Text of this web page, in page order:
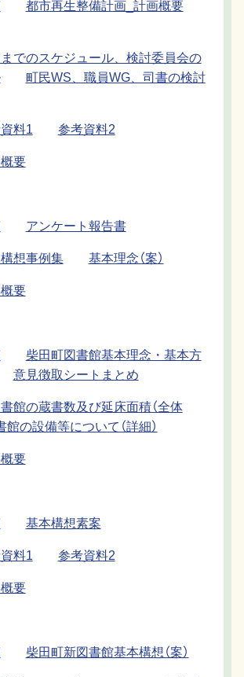
都市再生整備計画_計画概要
でのスケジュール、検討委員会の
町民WS、職員WG、司書の検討
料1 参考資料2
要
アンケート報告書
想事例集 基本理念（案）
要
柴田町図書館基本理念・基本方
意見徴取シートまとめ
館の蔵書数及び延床面積（全体
館の設備等について（詳細）
要
基本構想素案
料1 参考資料2
要
柴田町新図書館基本構想（案）